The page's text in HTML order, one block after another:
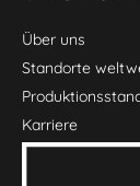
Über uns
Standorte
Karriere